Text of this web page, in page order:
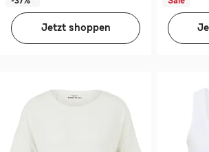
Jetzt shoppen